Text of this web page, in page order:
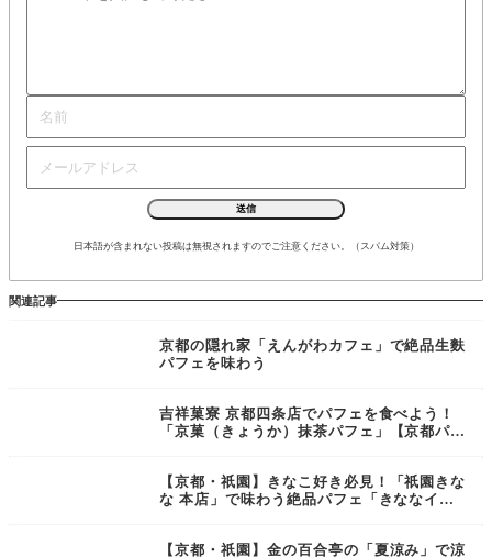
日本語が含まれない投稿は無視されますのでご注意ください。（スパム対策）
関連記事
京都の隠れ家「えんがわカフェ」で絶品生麩
パフェを味わう
吉祥菓寮 京都四条店でパフェを食べよう！
「京菓（きょうか）抹茶パフェ」【京都パフ
【京都・祇園】きなこ好き必見！「祇園きな
な 本店」で味わう絶品パフェ「きななイタ
【京都・祇園】金の百合亭の「夏涼み」で涼